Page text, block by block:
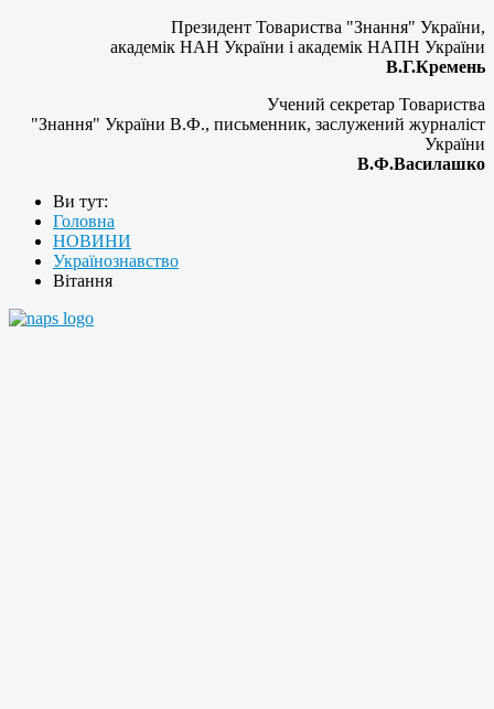
Президент Товариства "Знання" України,
академік НАН України і академік НАПН України
В.Г.Кремень
Учений секретар Товариства
"Знання" України В.Ф., письменник, заслужений журналіст
України
В.Ф.Василашко
Ви тут:
Головна
НОВИНИ
Українознавство
Вітання